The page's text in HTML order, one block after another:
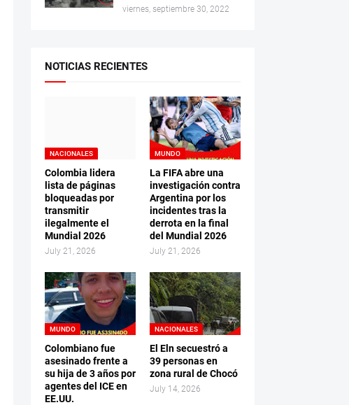
viernes, septiembre 30, 2022
NOTICIAS RECIENTES
NACIONALES
Colombia lidera
lista de páginas
bloqueadas por
transmitir
ilegalmente el
Mundial 2026
July 21, 2026
MUNDO
La FIFA abre una
investigación contra
Argentina por los
incidentes tras la
derrota en la final
del Mundial 2026
July 21, 2026
MUNDO
Colombiano fue
asesinado frente a
su hija de 3 años por
agentes del ICE en
EE.UU.
NACIONALES
El Eln secuestró a
39 personas en
zona rural de Chocó
July 14, 2026